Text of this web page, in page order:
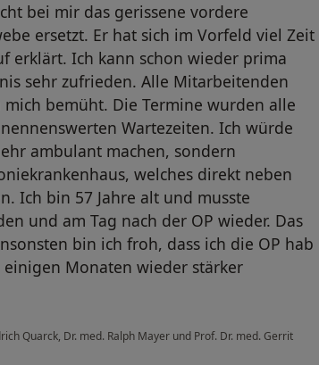
bei mir das gerissene vordere
ersetzt. Er hat sich im Vorfeld viel Zeit
erklärt. Ich kann schon wieder prima
sehr zufrieden. Alle Mitarbeitenden
bemüht. Die Termine wurden alle
Wartezeiten. Ich würde
ambulant machen, sondern
welches direkt neben
Ich bin 57 Jahre alt und musste
und am Tag nach der OP wieder. Das
bin ich froh, dass ich die OP hab
Monaten wieder stärker
Quarck, Dr. med. Ralph Mayer und Prof. Dr. med. Gerrit